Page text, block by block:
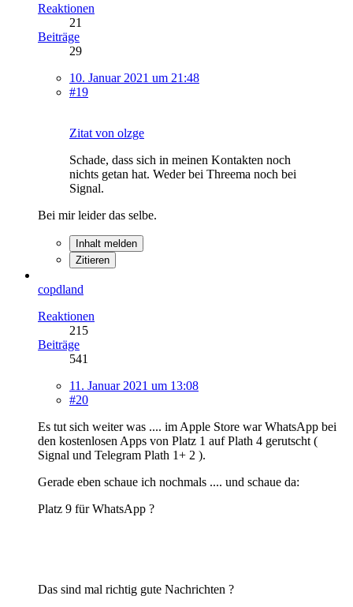
Reaktionen
21
Beiträge
29
10. Januar 2021 um 21:48
#19
Zitat von olzge
Schade, dass sich in meinen Kontakten noch
nichts getan hat. Weder bei Threema noch bei
Signal.
Bei mir leider das selbe.
Inhalt melden
Zitieren
copdland
Reaktionen
215
Beiträge
541
11. Januar 2021 um 13:08
#20
Es tut sich weiter was .... im Apple Store war WhatsApp bei
den kostenlosen Apps von Platz 1 auf Plath 4 gerutscht (
Signal und Telegram Plath 1+ 2 ).
Gerade eben schaue ich nochmals .... und schaue da:
Platz 9 für WhatsApp ?
Das sind mal richtig gute Nachrichten ?